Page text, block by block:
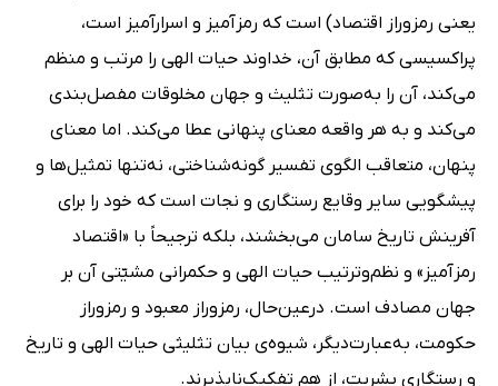
یعنی رمزوراز اقتصاد) است که رمزآمیز و اسرارآمیز است،
پراکسیسی که مطابق آن، خداوند حیات الهی را مرتب و منظم
می‌کند، آن را به‌صورت تثلیث و جهان مخلوقات مفصل‌بندی
می‌کند و به هر واقعه معنای پنهانی عطا می‌کند. اما معنای
پنهان، متعاقب الگوی تفسیر گونه‌شناختی، نه‌تنها تمثیل‌ها و
پیشگویی سایر وقایع رستگاری و نجات است که خود را برای
آفرینش تاریخ سامان می‌بخشند، بلکه ترجیحاً با «اقتصاد
رمزآمیز» و نظم‌وترتیب حیات الهی و حکمرانی مشیّتی آن بر
جهان مصادف است. درعین‌حال، رمزوراز معبود و رمزوراز
حکومت، به‌عبارت‌دیگر، شیوه‌ی بیان تثلیثی حیات الهی و تاریخ
و رستگاری بشریت، از هم تفکیک‌ناپذیرند.